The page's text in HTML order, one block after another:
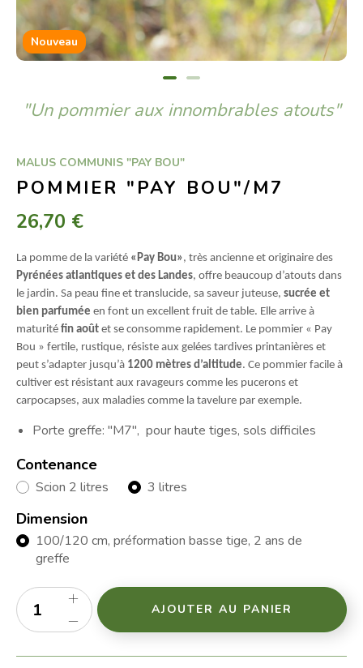
Nouveau
"Un pommier aux innombrables atouts"
MALUS COMMUNIS "PAY BOU"
POMMIER "PAY BOU"/M7
26,70 €
La pomme de la variété «Pay Bou», très ancienne et originaire des
Pyrénées atlantiques et des Landes, offre beaucoup d’atouts dans
le jardin. Sa peau fine et translucide, sa saveur juteuse, sucrée et
bien parfumée en font un excellent fruit de table. Elle arrive à
maturité fin août et se consomme rapidement. Le pommier « Pay
Bou » fertile, rustique, résiste aux gelées tardives printanières et
peut s’adapter jusqu’à 1200 mètres d’altitude. Ce pommier facile à
cultiver est résistant aux ravageurs comme les pucerons et
carpocapses, aux maladies comme la tavelure par exemple.
Porte greffe: "M7", pour haute tiges, sols difficiles
Contenance
Scion 2 litres 3 litres
Dimension
100/120 cm, préformation basse tige, 2 ans de
greffe
AJOUTER AU PANIER